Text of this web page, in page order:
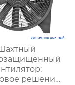
решение